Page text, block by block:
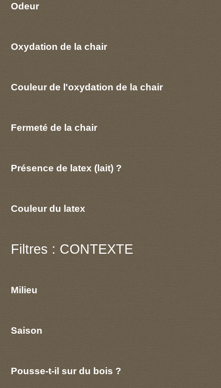
Odeur
Oxydation de la chair
Couleur de l'oxydation de la chair
Fermeté de la chair
Présence de latex (lait) ?
Couleur du latex
Filtres : CONTEXTE
Milieu
Saison
Pousse-t-il sur du bois ?